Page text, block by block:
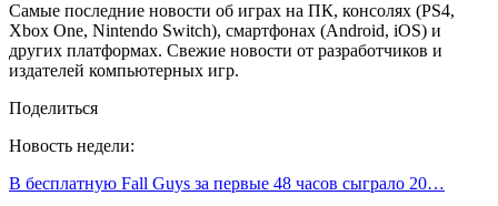
Самые последние новости об играх на ПК, консолях (PS4,
Xbox One, Nintendo Switch), смартфонах (Android, iOS) и
других платформах. Свежие новости от разработчиков и
издателей компьютерных игр.
Поделиться
Новость недели:
В бесплатную Fall Guys за первые 48 часов сыграло 20…